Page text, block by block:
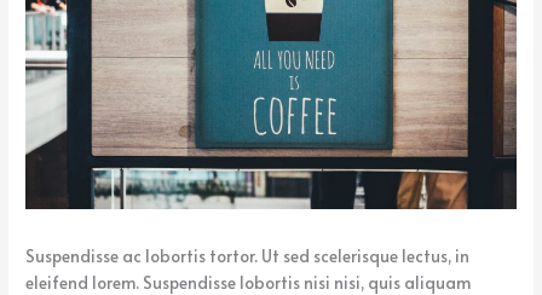
k e
Suspendisse ac lobortis tortor. Ut sed scelerisque lectus, in
eleifend lorem. Suspendisse lobortis nisi nisi, quis aliquam